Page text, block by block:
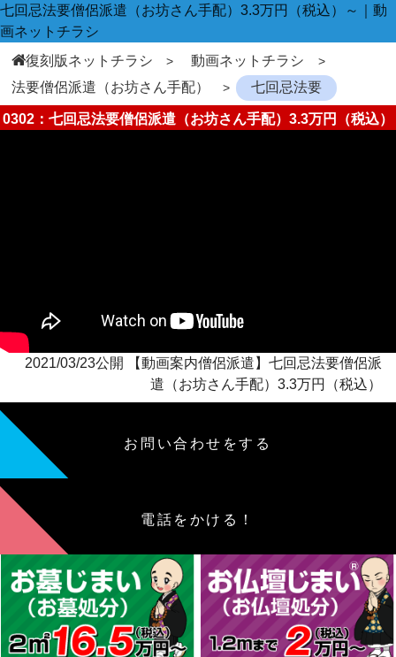
七回忌法要僧侶派遣（お坊さん手配）3.3万円（税込）～｜動
画ネットチラシ
復刻版ネットチラシ
動画ネットチラシ
法要僧侶派遣（お坊さん手配）
七回忌法要
0302：七回忌法要僧侶派遣（お坊さん手配）3.3万円（税込）
2021/03/23公開 【動画案内僧侶派遣】七回忌法要僧侶派
遣（お坊さん手配）3.3万円（税込）
お問い合わせをする
電話をかける！